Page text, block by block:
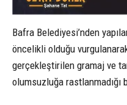
Bafra Belediyesi’nden
öncelikli olduğu
gerçekleştirilen gramaj ve
olumsuzluğa rastlanmadığı